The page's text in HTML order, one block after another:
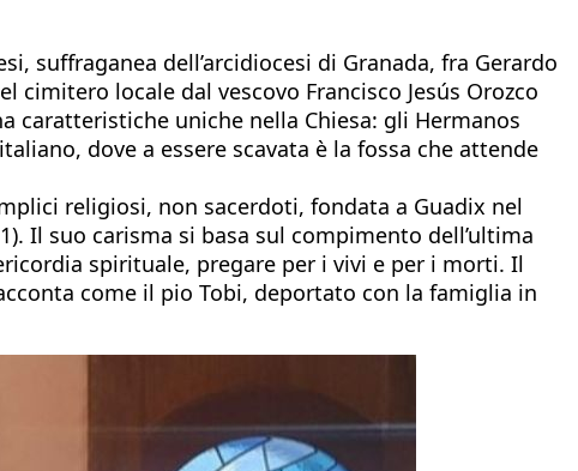
suffraganea dell’arcidiocesi di Granada, fra Gerardo
locale dal vescovo Francisco Jesús Orozco
caratteristiche uniche nella Chiesa: gli Hermanos
dove a essere scavata è la fossa che attende
religiosi, non sacerdoti, fondata a Guadix nel
Il suo carisma si basa sul compimento dell’ultima
spirituale, pregare per i vivi e per i morti. Il
come il pio Tobi, deportato con la famiglia in